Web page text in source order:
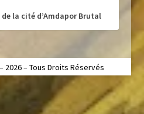
la cité d’Amdapor Brutal
2026 – Tous Droits Réservés